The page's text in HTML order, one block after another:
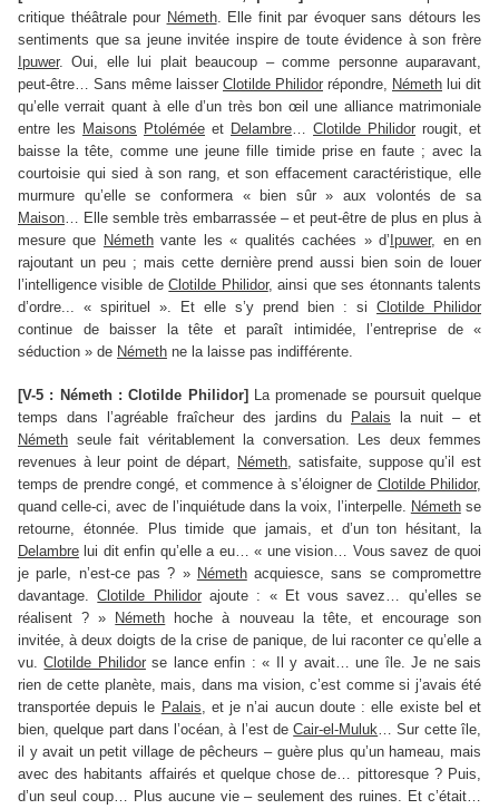
critique théâtrale pour Németh. Elle finit par évoquer sans détours les
sentiments que sa jeune invitée inspire de toute évidence à son frère
Ipuwer. Oui, elle lui plait beaucoup – comme personne auparavant,
peut-être… Sans même laisser Clotilde Philidor répondre, Németh lui dit
qu’elle verrait quant à elle d’un très bon œil une alliance matrimoniale
entre les Maisons Ptolémée et Delambre… Clotilde Philidor rougit, et
baisse la tête, comme une jeune fille timide prise en faute ; avec la
courtoisie qui sied à son rang, et son effacement caractéristique, elle
murmure qu’elle se conformera « bien sûr » aux volontés de sa
Maison… Elle semble très embarrassée – et peut-être de plus en plus à
mesure que Némethvante les « qualités cachées » d’ Ipuwer, en en
rajoutant un peu ; mais cette dernière prend aussi bien soin de louer
l’intelligence visible deClotilde Philidor, ainsi que ses étonnants talents
d’ordre... « spirituel ». Et elle s’y prend bien : si Clotilde Philidor
continue de baisser la tête et paraît intimidée, l’entreprise de «
séduction » de Németh ne la laisse pas indifférente.
[V-5 : Németh : Clotilde Philidor] La promenade se poursuit quelque
temps dans l’agréable fraîcheur des jardins du
Palais la nuit – et
Németh seule fait véritablement la conversation. Les deux femmes
revenues à leur point de départ, Németh, satisfaite, suppose qu’il est
temps de prendre congé, et commence à s’éloigner de Clotilde Philidor,
quand celle-ci, avec de l’inquiétude dans la voix, l’interpelle. Némethse
retourne, étonnée. Plus timide que jamais, et d’un ton hésitant, la
Delambre lui dit enfin qu’elle a eu… « une vision… Vous savez de quoi
je parle, n’est-ce pas ? » Némethacquiesce, sans se compromettre
davantage.Clotilde Philidorajoute : « Et vous savez… qu’elles se
réalisent ? »
Németh hoche à nouveau la tête, et encourage son
invitée, à deux doigts de la crise de panique, de lui raconter ce qu’elle a
vu.Clotilde Philidorse lance enfin : « Il y avait… une île. Je ne sais
rien de cette planète, mais, dans ma vision, c’est comme si j’avais été
transportée depuis le Palais, et je n’ai aucun doute : elle existe bel et
bien, quelque part dans l’océan, à l’est deCair-el-Muluk… Sur cette île,
il y avait un petit village de pêcheurs – guère plus qu’un hameau, mais
avec des habitants affairés et quelque chose de… pittoresque ? Puis,
d’un seul coup… Plus aucune vie – seulement des ruines. Et c’était…